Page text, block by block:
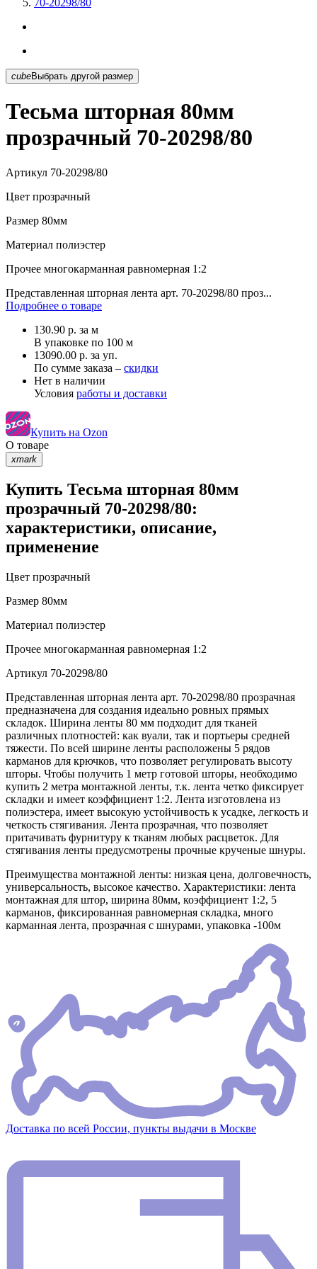
cubeВыбрать другой размер
Тесьма шторная 80мм
прозрачный 70-20298/80
Артикул 70-20298/80
Цвет прозрачный
Размер 80мм
Материал полиэстер
Прочее многокарманная равномерная 1:2
Представленная шторная лента арт. 70-20298/80 проз...
Подробнее о товаре
130.90 р. за м
В упаковке по 100 м
13090.00 р. за уп.
По сумме заказа – скидки
Нет в наличии
Условия работы и доставки
Купить на Ozon
О товаре
xmark
Купить Тесьма шторная 80мм
прозрачный 70-20298/80:
характеристики, описание,
применение
Цвет прозрачный
Размер 80мм
Материал полиэстер
Прочее многокарманная равномерная 1:2
Артикул 70-20298/80
Представленная шторная лента арт. 70-20298/80 прозрачная
предназначена для создания идеально ровных прямых
складок. Ширина ленты 80 мм подходит для тканей
различных плотностей: как вуали, так и портьеры средней
тяжести. По всей ширине ленты расположены 5 рядов
карманов для крючков, что позволяет регулировать высоту
шторы. Чтобы получить 1 метр готовой шторы, необходимо
купить 2 метра монтажной ленты, т.к. лента четко фиксирует
складки и имеет коэффициент 1:2. Лента изготовлена из
полиэстера, имеет высокую устойчивость к усадке, легкость и
четкость стягивания. Лента прозрачная, что позволяет
притачивать фурнитуру к тканям любых расцветок. Для
стягивания ленты предусмотрены прочные крученые шнуры.
Преимущества монтажной ленты: низкая цена, долговечность,
универсальность, высокое качество. Характеристики: лента
монтажная для штор, ширина 80мм, коэффициент 1:2, 5
карманов, фиксированная равномерная складка, много
карманная лента, прозрачная с шнурами, упаковка -100м
Доставка по всей России, пункты выдачи в Москве